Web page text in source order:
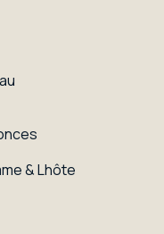
& Lhôte